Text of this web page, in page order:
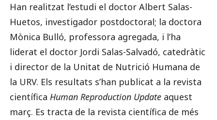
Han realitzat l’estudi el doctor Albert Salas-
Huetos, investigador postdoctoral; la doctora
Mònica Bulló, professora agregada, i l’ha
liderat el doctor Jordi Salas-Salvadó, catedràtic
i director de la Unitat de Nutrició Humana de
la URV. Els resultats s’han publicat a la revista
científica Human Reproduction Update aquest
març. Es tracta de la revista científica de més